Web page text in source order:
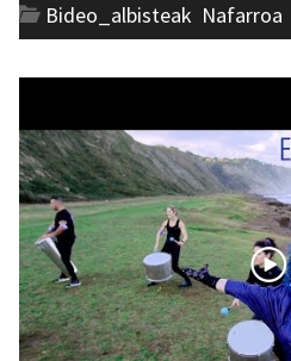
Bideo_albisteak Nafarroa